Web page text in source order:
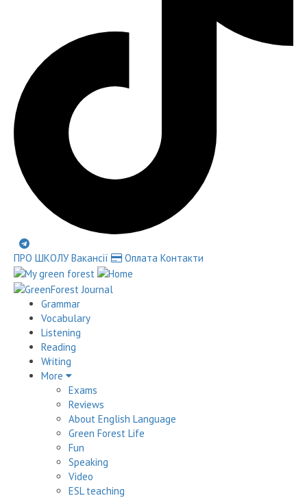
ПРО ШКОЛУ Вакансії Оплата Контакти
Grammar
Vocabulary
Listening
Reading
Writing
More
Exams
Reviews
About English Language
Green Forest Life
Fun
Speaking
Video
ESL teaching